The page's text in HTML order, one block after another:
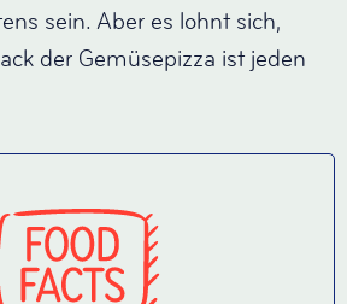
sein. Aber es lohnt sich,
der Gemüsepizza ist jeden